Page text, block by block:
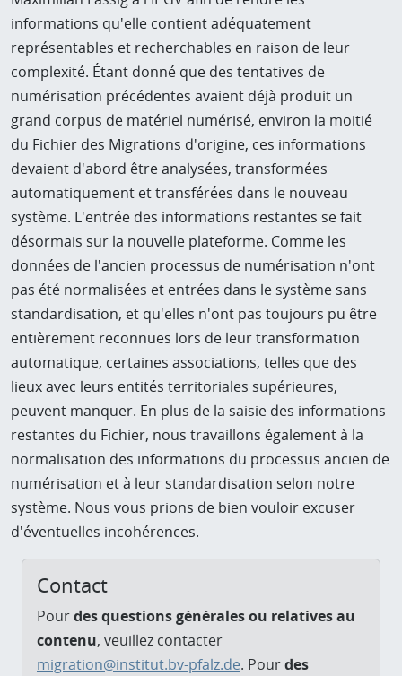
informations qu'elle contient adéquatement
représentables et recherchables en raison de leur
complexité. Étant donné que des tentatives de
numérisation précédentes avaient déjà produit un
grand corpus de matériel numérisé, environ la moitié
du Fichier des Migrations d'origine, ces informations
devaient d'abord être analysées, transformées
automatiquement et transférées dans le nouveau
système. L'entrée des informations restantes se fait
désormais sur la nouvelle plateforme. Comme les
données de l'ancien processus de numérisation n'ont
pas été normalisées et entrées dans le système sans
standardisation, et qu'elles n'ont pas toujours pu être
entièrement reconnues lors de leur transformation
automatique, certaines associations, telles que des
lieux avec leurs entités territoriales supérieures,
peuvent manquer. En plus de la saisie des informations
restantes du Fichier, nous travaillons également à la
normalisation des informations du processus ancien de
numérisation et à leur standardisation selon notre
système. Nous vous prions de bien vouloir excuser
d'éventuelles incohérences.
Contact
Pourdes questions générales ou relatives au
contenu, veuillez contacter
migration@institut.bv-pfalz.de. Pourdes